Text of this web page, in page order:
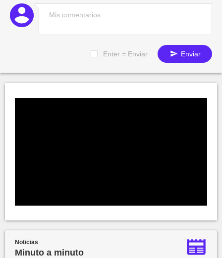
Enter = Enviar Enviar
Noticias
Minuto a minuto